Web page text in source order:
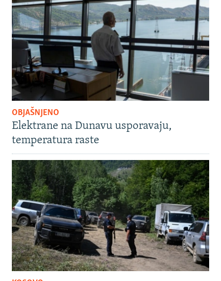
OBJAŠNJENO
Elektrane na Dunavu usporavaju,
temperatura raste